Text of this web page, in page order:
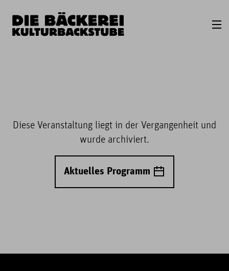
Diese Veranstaltung liegt in der Vergangenheit und
wurde archiviert.
Aktuelles Programm